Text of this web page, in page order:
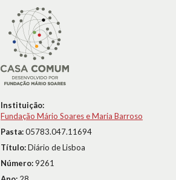
Instituição:
Fundação Mário Soares e Maria Barroso
Pasta:05783.047.11694
Título:Diário de Lisboa
Número:9261